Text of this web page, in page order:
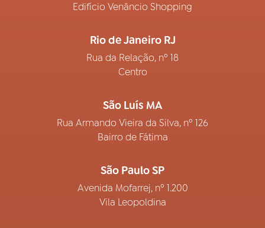
Edifício Venâncio Shopping
Rio de Janeiro RJ
Rua da Relação, nº 18
Centro
São Luís MA
Rua Armando Vieira da Silva, nº 126
Bairro de Fátima
São Paulo SP
Avenida Mofarrej, nº 1.200
Vila Leopoldina